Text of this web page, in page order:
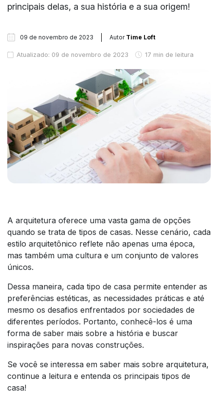
principais delas, a sua história e a sua origem!
09 de novembro de 2023 Autor Time Loft
Atualizado: 09 de novembro de 2023 17 min de leitura
A arquitetura oferece uma vasta gama de opções
quando se trata de tipos de casas. Nesse cenário, cada
estilo arquitetônico reflete não apenas uma época,
mas também uma cultura e um conjunto de valores
únicos.
Dessa maneira, cada tipo de casa permite entender as
preferências estéticas, as necessidades práticas e até
mesmo os desafios enfrentados por sociedades de
diferentes períodos. Portanto, conhecê-los é uma
forma de saber mais sobre a história e buscar
inspirações para novas construções.
Se você se interessa em saber mais sobre arquitetura,
continue a leitura e entenda os principais tipos de
casa!